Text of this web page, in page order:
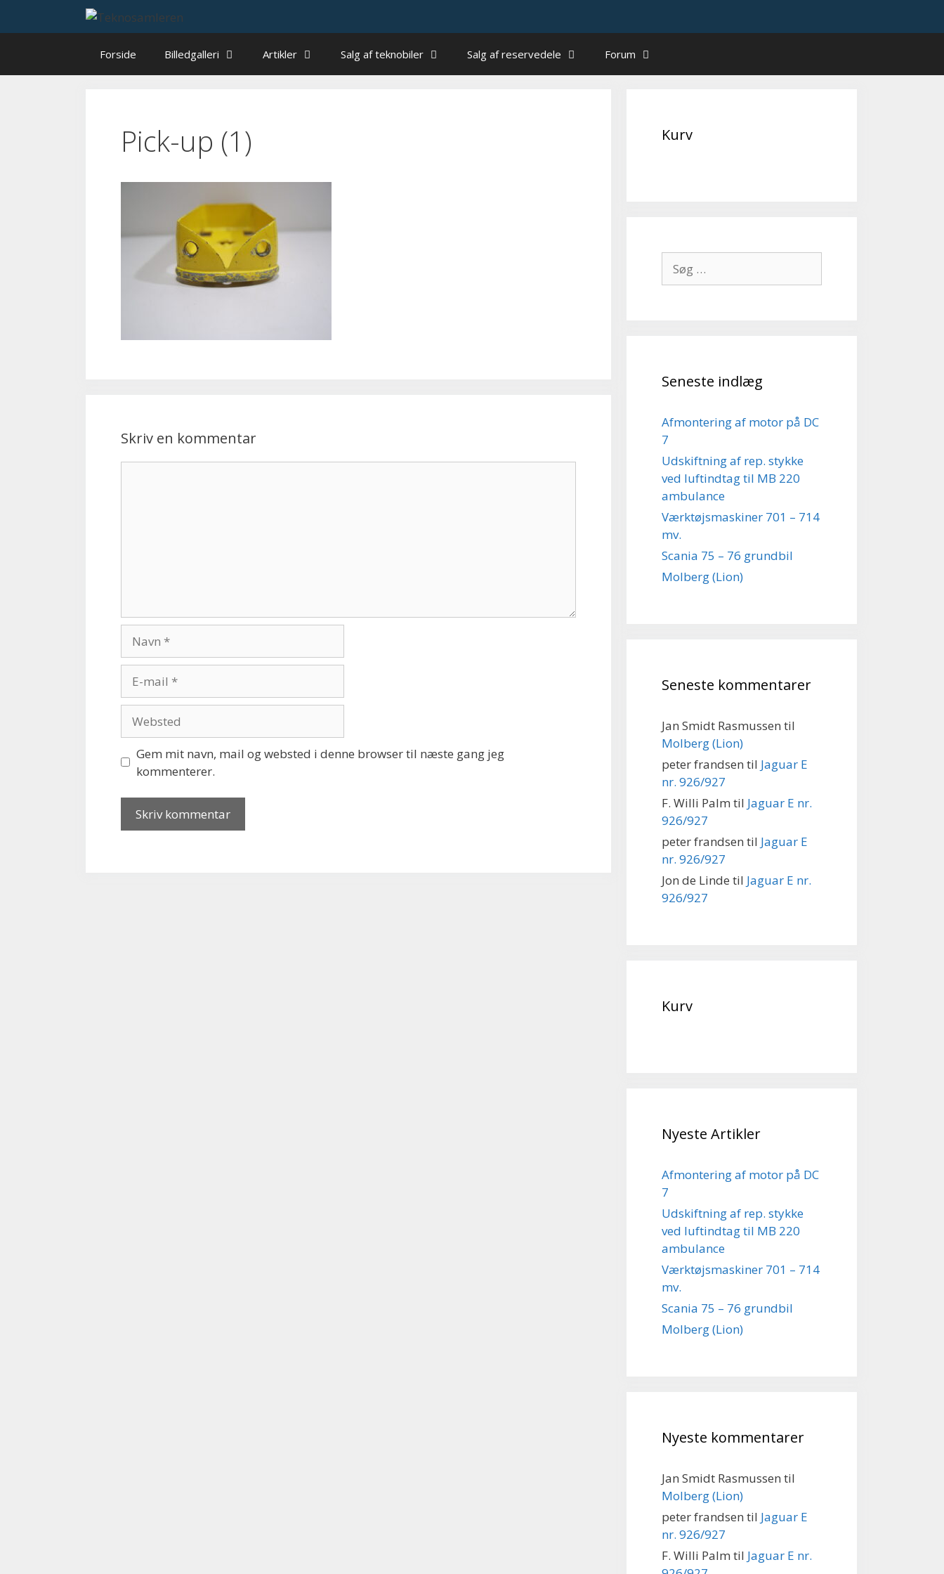
Forside Billedgalleri Artikler Salg af teknobiler Salg af reservedele Forum
Pick-up (1)
Skriv en kommentar
mail
Gem mit navn, mail og websted i denne browser til næste gang jeg
kommenterer.
Kurv
efter:
Seneste indlæg
Afmontering af motor på DC
7
Udskiftning af rep. stykke
ved luftindtag til MB 220
ambulance
Værktøjsmaskiner 701 – 714
mv.
Scania 75 – 76 grundbil
Molberg (Lion)
Seneste kommentarer
Jan Smidt Rasmussen til
Molberg (Lion)
peter frandsen til Jaguar E
nr. 926/927
F. Willi Palm til Jaguar E nr.
926/927
peter frandsen til Jaguar E
nr. 926/927
Jon de Linde til Jaguar E nr.
926/927
Kurv
Nyeste Artikler
Afmontering af motor på DC
7
Udskiftning af rep. stykke
ved luftindtag til MB 220
ambulance
Værktøjsmaskiner 701 – 714
mv.
Scania 75 – 76 grundbil
Molberg (Lion)
Nyeste kommentarer
Jan Smidt Rasmussen til
Molberg (Lion)
peter frandsen til Jaguar E
nr. 926/927
F. Willi Palm til Jaguar E nr.